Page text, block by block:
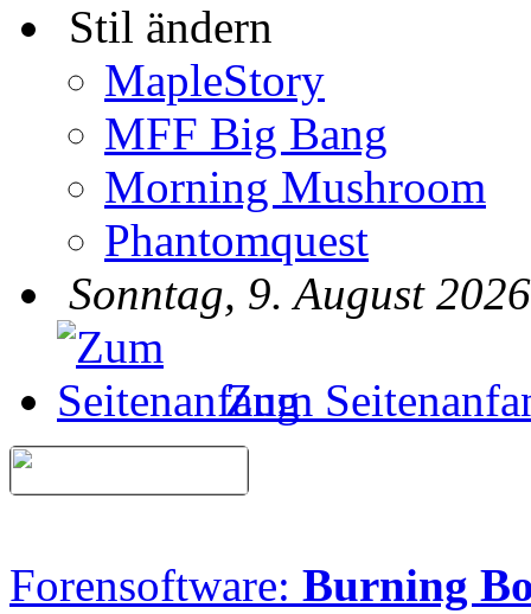
Stil ändern
MapleStory
MFF Big Bang
Morning Mushroom
Phantomquest
Sonntag, 9. August
Zum
Forensoftware: Burning